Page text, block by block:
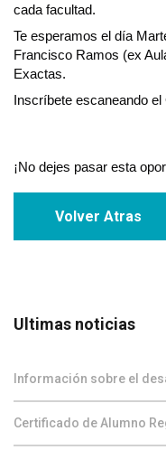
cada facultad.
Te esperamos el día
Francisco Ramos (ex
Exactas.
Inscríbete escaneando el
¡No dejes pasar esta
Volver Atras
Ultimas noticias
Información sobre el
Certificado de Alumno